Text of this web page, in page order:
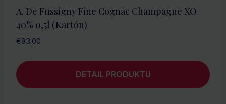
A. De Fussigny Fine Cognac Champagne XO
40% 0,5l (kartón)
€83.00
DETAIL PRODUKTU